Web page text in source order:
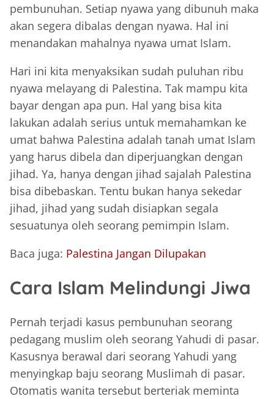
pembunuhan. Setiap nyawa yang dibunuh maka
akan segera dibalas dengan nyawa. Hal ini
menandakan mahalnya nyawa umat Islam.
Hari ini kita menyaksikan sudah puluhan ribu
nyawa melayang di Palestina. Tak mampu kita
bayar dengan apa pun. Hal yang bisa kita
lakukan adalah serius untuk memahamkan ke
umat bahwa Palestina adalah tanah umat Islam
yang harus dibela dan diperjuangkan dengan
jihad. Ya, hanya dengan jihad sajalah Palestina
bisa dibebaskan. Tentu bukan hanya sekedar
jihad, jihad yang sudah disiapkan segala
sesuatunya oleh seorang pemimpin Islam.
Baca juga: Palestina Jangan Dilupakan
Cara Islam Melindungi Jiwa
Pernah terjadi kasus pembunuhan seorang
pedagang muslim oleh seorang Yahudi di pasar.
Kasusnya berawal dari seorang Yahudi yang
menyingkap baju seorang Muslimah di pasar.
Otomatis wanita tersebut berteriak meminta